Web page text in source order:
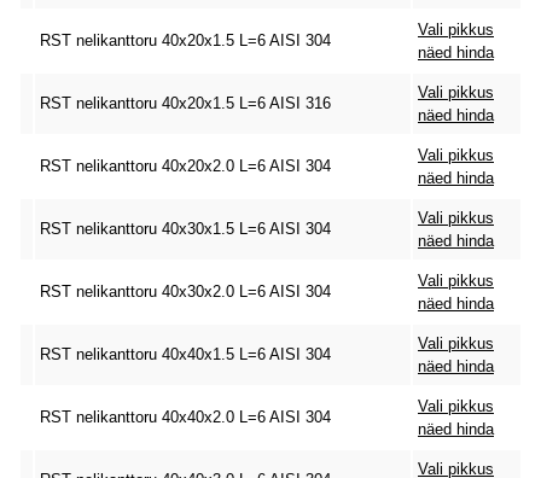
RST nelikanttoru 40x20x1.5 L=6 AISI 304
Vali pikkus
näed hinda
RST nelikanttoru 40x20x1.5 L=6 AISI 316
Vali pikkus
näed hinda
RST nelikanttoru 40x20x2.0 L=6 AISI 304
Vali pikkus
näed hinda
RST nelikanttoru 40x30x1.5 L=6 AISI 304
Vali pikkus
näed hinda
RST nelikanttoru 40x30x2.0 L=6 AISI 304
Vali pikkus
näed hinda
RST nelikanttoru 40x40x1.5 L=6 AISI 304
Vali pikkus
näed hinda
RST nelikanttoru 40x40x2.0 L=6 AISI 304
Vali pikkus
näed hinda
Vali pikkus